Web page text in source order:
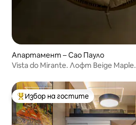
Апартамент – Сао Пауло
Vista do Mirante. Лофт Beige Maple.
Най-популярен избор на гостите
Избор на гостите